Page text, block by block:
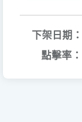
下架日期：
點擊率：